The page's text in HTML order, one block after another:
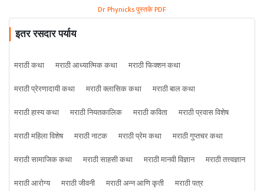
Dr Phynicks पुस्तके PDF
इतर रसदार पर्याय
मराठी कथा मराठी आध्यात्मिक कथा
मराठी फिक्शन कथा
मराठी प्रेरणादायी कथा
मराठी क्लासिक कथा
मराठी बाल कथा
मराठी हास्य कथा
मराठी नियतकालिक मराठी कविता
मराठी प्रवास विशेष
मराठी महिला विशेष
मराठी नाटक मराठी प्रेम कथा
मराठी गुप्तचर कथा
मराठी सामाजिक कथा
मराठी साहसी कथा मराठी मानवी विज्ञान
मराठी तत्त्वज्ञान
मराठी आरोग्य
मराठी जीवनी मराठी अन्न आणि कृती
मराठी पत्र